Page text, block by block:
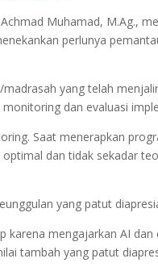
Muhamad, M.Ag.,
perlunya
yang telah
dan evaluasi
Saat menerapkan
dan tidak sekadar
yang patut
karena mengajarkan AI
tambah yang patut